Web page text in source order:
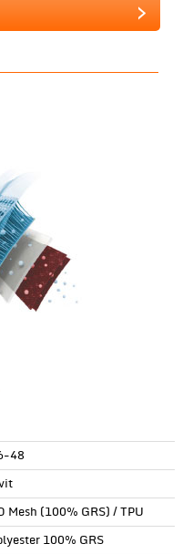
48
Mesh (100% GRS) / TPU
100% GRS